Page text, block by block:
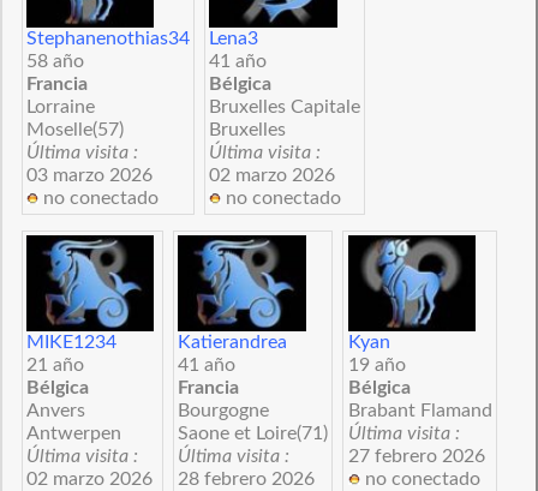
Stephanenothias34
58 año
Francia
Lorraine
Moselle(57)
Última visita :
03 marzo 2026
no conectado
Lena3
41 año
Bélgica
Bruxelles Capitale
Bruxelles
Última visita :
02 marzo 2026
no conectado
MIKE1234
21 año
Bélgica
Anvers
Antwerpen
Última visita :
02 marzo 2026
Katierandrea
41 año
Francia
Bourgogne
Saone et Loire(71)
Última visita :
28 febrero 2026
Kyan
19 año
Bélgica
Brabant Flamand
Última visita :
27 febrero 2026
no conectado